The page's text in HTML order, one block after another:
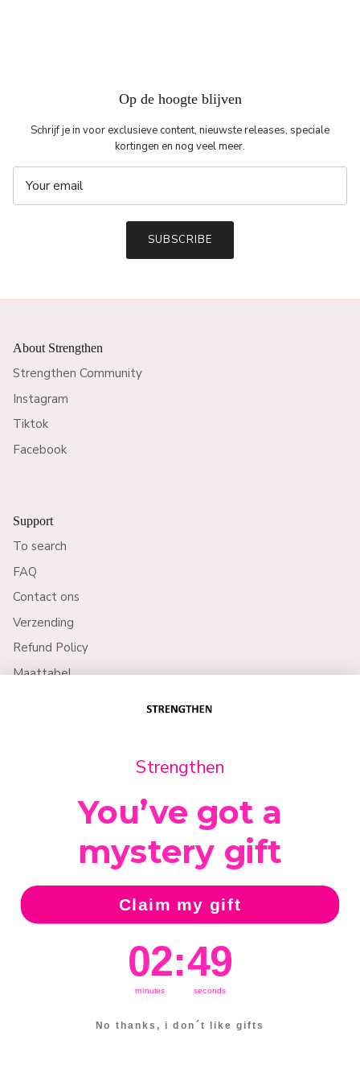
Op de hoogte blijven
Schrijf je in voor exclusieve content, nieuwste releases, speciale
kortingen en nog veel meer.
SUBSCRIBE
About Strengthen
Strengthen Community
Instagram
Tiktok
Facebook
Support
To search
FAQ
Contact ons
Verzending
Refund Policy
Maattabel
Algemene voorwaarden
Retourvoorwaarden
Netherlands (EUR €)
Strengthen
You’ve got a
mystery gift
Claim my gift
Countdown ends in:
2
02
minutes
: 48
48
seconds
No thanks, i don´t like gifts